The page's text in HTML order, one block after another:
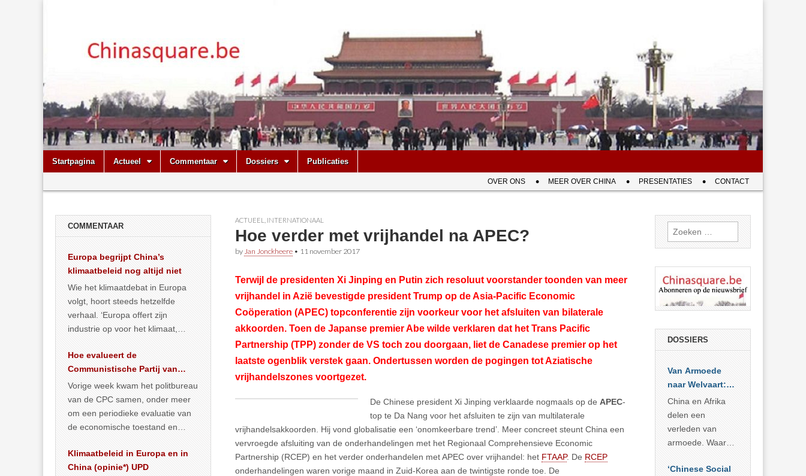
Chinasquare.be
Main
menu
Skip
Startpagina Actueel Commentaar Dossiers Publicaties
menu
OVER ONS MEER OVER CHINA PRESENTATIES CONTACT
ACTUEEL INTERNATIONAAL
Hoe verder met vrijhandel na APEC?
by Jan Jonckheere • 11 november 2017
Terwijl de presidenten Xi Jinping en Putin zich resoluut voorstander toonden van meer
vrijhandel in Azië bevestigde president Trump op de Asia-Pacific Economic
Coöperation (APEC) topconferentie zijn voorkeur voor het afsluiten van bilaterale
akkoorden. Toen de Japanse premier Abe wilde verklaren dat het Trans Pacific
Partnership (TPP) zonder de VS toch zou doorgaan, liet de Canadese premier op het
laatste ogenblik verstek gaan. Ondertussen worden de pogingen tot Aziatische
vrijhandelszones voortgezet.
De Chinese president Xi Jinping verklaarde nogmaals op de APEC-
top te Da Nang voor het afsluiten te zijn van multilaterale
vrijhandelsakkoorden. Hij vond globalisatie een ‘onomkeerbare trend’. Meer concreet steunt China een
vervroegde afsluiting van de onderhandelingen met het Regionaal Comprehensieve Economic
Partnership (RCEP) en het verder onderhandelen met APEC over vrijhandel: het FTAAP. De RCEP
onderhandelingen waren vorige maand in Zuid-Korea aan de twintigste ronde toe. De
COMMENTAAR
Europa begrijpt China’s
klimaatbeleid nog altijd niet
Wie het klimaatdebat in Europa
volgt, hoort steeds hetzelfde
verhaal. ‘Europa offert zijn
industrie op voor het klimaat,
vergroening… >> lees meer
Hoe evalueert de
Communistische Partij van
China de economische
toestand?
Vorige week kwam het politbureau
van de CPC samen, onder meer
om een periodieke evaluatie van
de economische toestand en
publiceerden… >> lees meer
Klimaatbeleid in Europa en in
China (opinie*) UPD
Zoeken
naar:
DOSSIERS
Van Armoede
naar Welvaart:
Wat Afrika kan
leren van
China’s
economisch
China en Afrika
delen een
verleden van
armoede. Waar
voorbije veertig
‘Chinese Social